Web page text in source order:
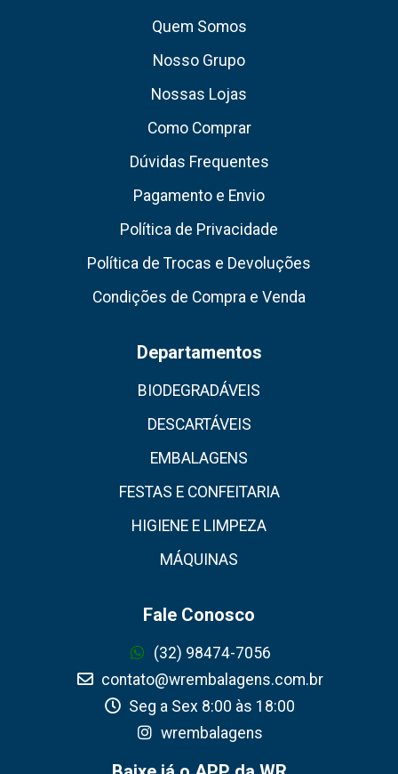
Quem Somos
Nosso Grupo
Nossas Lojas
Como Comprar
Dúvidas Frequentes
Pagamento e Envio
Política de Privacidade
Política de Trocas e Devoluções
Condições de Compra e Venda
Departamentos
BIODEGRADÁVEIS
DESCARTÁVEIS
EMBALAGENS
FESTAS E CONFEITARIA
HIGIENE E LIMPEZA
MÁQUINAS
Fale Conosco
(32) 98474-7056
contato@wrembalagens.com.br
Seg a Sex 8:00 às 18:00
wrembalagens